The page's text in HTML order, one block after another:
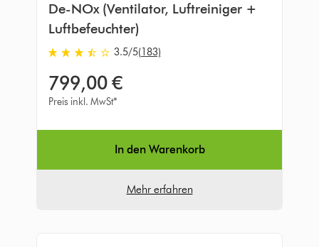
De-NOx (Ventilator, Luftreiniger +
Luftbefeuchter)
3.5
von
5
Sternen
183
3.5/5(183)
799,00 €
Preis inkl. MwSt*
In den Warenkorb
Mehr erfahren